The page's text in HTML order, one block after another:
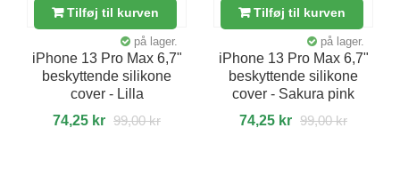
Tilføj til kurven
på lager.
iPhone 13 Pro Max 6,7"
beskyttende silikone
cover - Lilla
74,25 kr 99,00 kr
Tilføj til kurven
på lager.
iPhone 13 Pro Max 6,7"
beskyttende silikone
cover - Sakura pink
74,25 kr 99,00 kr